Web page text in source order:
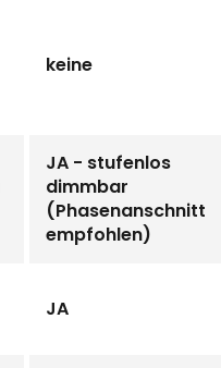
keine
JA - stufenlos
dimmbar
(Phasenanschnitt
empfohlen)
JA